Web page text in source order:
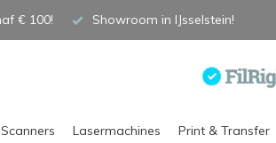
€ 100! Showroom in IJsselstein!
Lasermachines Print & Transfer